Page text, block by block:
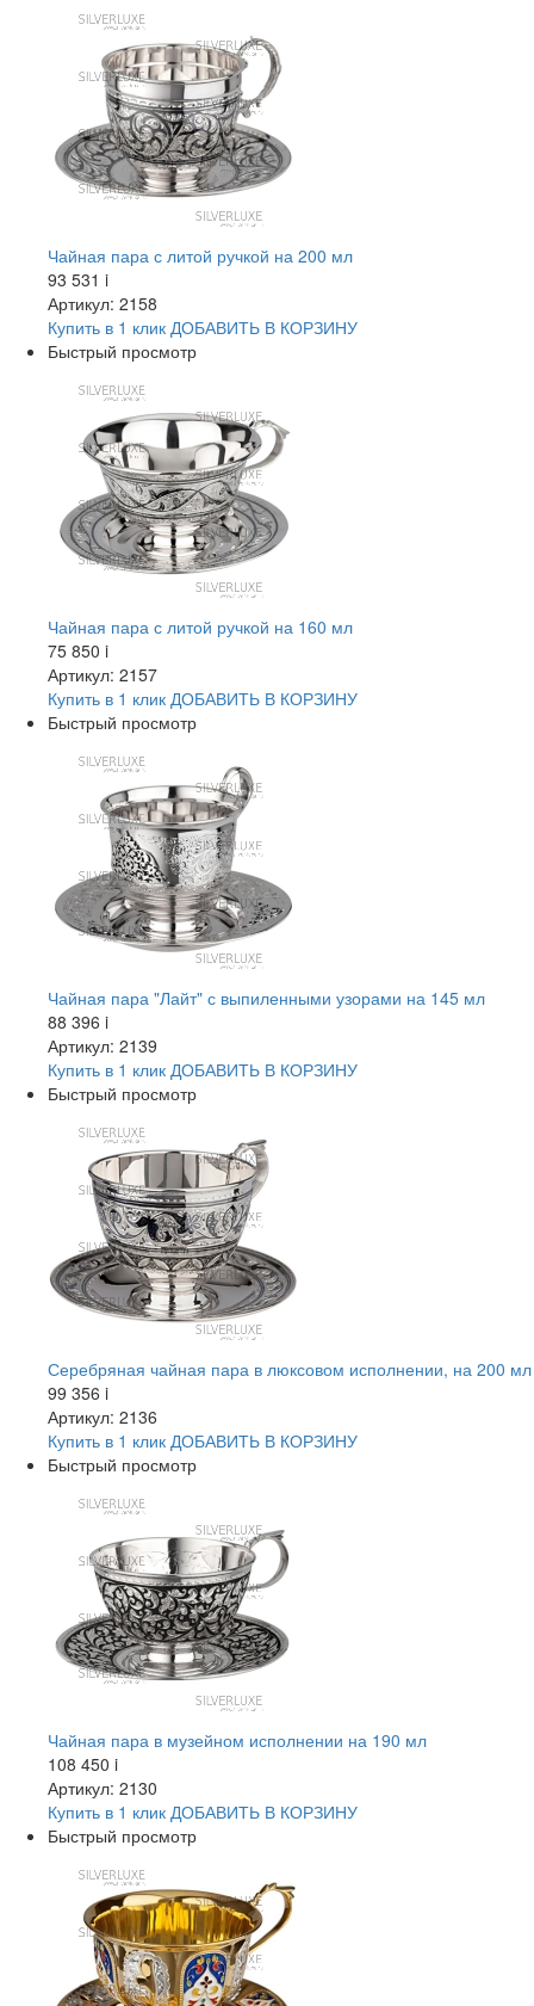
Чайная пара с литой ручкой на 200 мл
93 531 i
Артикул: 2158
Купить в 1 клик ДОБАВИТЬ В КОРЗИНУ
Быстрый просмотр
Чайная пара с литой ручкой на 160 мл
75 850 i
Артикул: 2157
Купить в 1 клик ДОБАВИТЬ В КОРЗИНУ
Быстрый просмотр
Чайная пара "Лайт" с выпиленными узорами на 145 мл
88 396 i
Артикул: 2139
Купить в 1 клик ДОБАВИТЬ В КОРЗИНУ
Быстрый просмотр
Серебряная чайная пара в люксовом исполнении, на 200 мл
99 356 i
Артикул: 2136
Купить в 1 клик ДОБАВИТЬ В КОРЗИНУ
Быстрый просмотр
Чайная пара в музейном исполнении на 190 мл
108 450 i
Артикул: 2130
Купить в 1 клик ДОБАВИТЬ В КОРЗИНУ
Быстрый просмотр